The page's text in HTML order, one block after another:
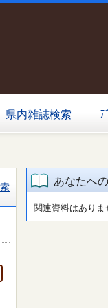
県内雑誌検索 ﾃ
あなたへ
関連資料はありま